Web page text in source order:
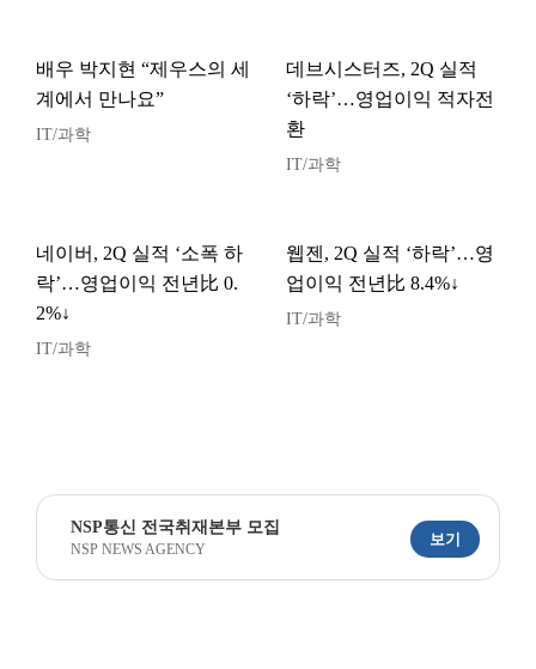
배우 박지현 “제우스의 세
계에서 만나요”
IT/과학
데브시스터즈, 2Q 실적
‘하락’…영업이익 적자전
환
IT/과학
네이버, 2Q 실적 ‘소폭 하
락’…영업이익 전년比 0.
2%↓
IT/과학
웹젠, 2Q 실적 ‘하락’…영
업이익 전년比 8.4%↓
IT/과학
NSP통신 전국취재본부 모집
NSP NEWS AGENCY
보기